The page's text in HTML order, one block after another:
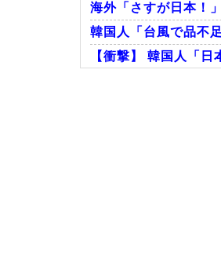
海外「さすが日本！
韓国人「台風で品不
【衝撃】 韓国人「日